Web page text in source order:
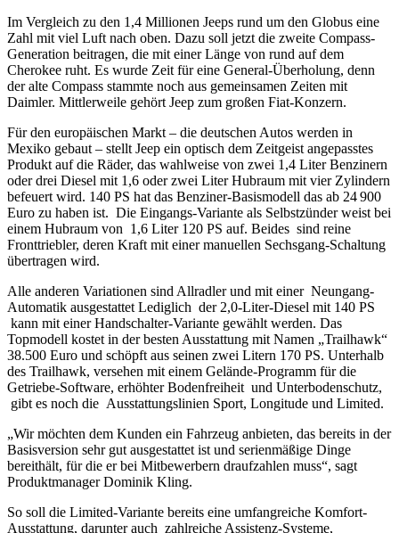
Im Vergleich zu den 1,4 Millionen Jeeps rund um den Globus eine
Zahl mit viel Luft nach oben. Dazu soll jetzt die zweite Compass-
Generation beitragen, die mit einer Länge von rund auf dem
Cherokee ruht. Es wurde Zeit für eine General-Überholung, denn
der alte Compass stammte noch aus gemeinsamen Zeiten mit
Daimler. Mittlerweile gehört Jeep zum großen Fiat-Konzern.
Für den europäischen Markt – die deutschen Autos werden in
Mexiko gebaut – stellt Jeep ein optisch dem Zeitgeist angepasstes
Produkt auf die Räder, das wahlweise von zwei 1,4 Liter Benzinern
oder drei Diesel mit 1,6 oder zwei Liter Hubraum mit vier Zylindern
befeuert wird. 140 PS hat das Benziner-Basismodell das ab 24 900
Euro zu haben ist. Die Eingangs-Variante als Selbstzünder weist bei
einem Hubraum von 1,6 Liter 120 PS auf. Beides sind reine
Fronttriebler, deren Kraft mit einer manuellen Sechsgang-Schaltung
übertragen wird.
Alle anderen Variationen sind Allradler und mit einer Neungang-
Automatik ausgestattet Lediglich der 2,0-Liter-Diesel mit 140 PS
kann mit einer Handschalter-Variante gewählt werden. Das
Topmodell kostet in der besten Ausstattung mit Namen „Trailhawk“
38.500 Euro und schöpft aus seinen zwei Litern 170 PS. Unterhalb
des Trailhawk, versehen mit einem Gelände-Programm für die
Getriebe-Software, erhöhter Bodenfreiheit und Unterbodenschutz,
gibt es noch die Ausstattungslinien Sport, Longitude und Limited.
„Wir möchten dem Kunden ein Fahrzeug anbieten, das bereits in der
Basisversion sehr gut ausgestattet ist und serienmäßige Dinge
bereithält, für die er bei Mitbewerbern draufzahlen muss“, sagt
Produktmanager Dominik Kling.
So soll die Limited-Variante bereits eine umfangreiche Komfort-
Ausstattung, darunter auch zahlreiche Assistenz-Systeme,